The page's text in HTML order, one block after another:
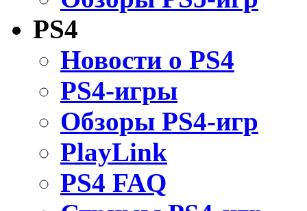
PS4
Новости о PS4
PS4-игры
Обзоры PS4-игр
PlayLink
PS4 FAQ